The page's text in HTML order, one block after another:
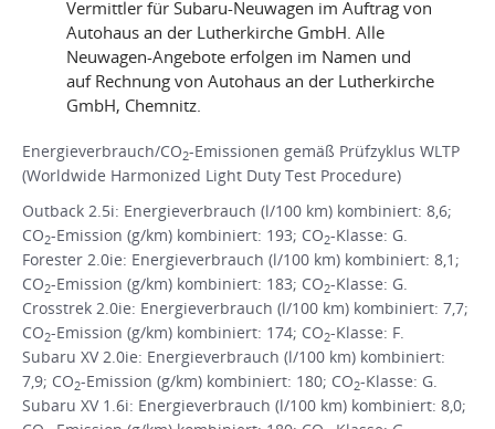
Vermittler für Subaru-Neuwagen im Auftrag von
Autohaus an der Lutherkirche GmbH. Alle
Neuwagen-Angebote erfolgen im Namen und
auf Rechnung von Autohaus an der Lutherkirche
GmbH, Chemnitz.
Energieverbrauch/CO2-Emissionen gemäß Prüfzyklus WLTP
(Worldwide Harmonized Light Duty Test Procedure)
Outback 2.5i: Energieverbrauch (l/100 km) kombiniert: 8,6;
CO2-Emission (g/km) kombiniert: 193; CO2-Klasse: G.
Forester 2.0ie: Energieverbrauch (l/100 km) kombiniert: 8,1;
CO2-Emission (g/km) kombiniert: 183; CO2-Klasse: G.
Crosstrek 2.0ie: Energieverbrauch (l/100 km) kombiniert: 7,7;
CO2-Emission (g/km) kombiniert: 174; CO2-Klasse: F.
Subaru XV 2.0ie: Energieverbrauch (l/100 km) kombiniert:
7,9; CO2-Emission (g/km) kombiniert: 180; CO2-Klasse: G.
Subaru XV 1.6i: Energieverbrauch (l/100 km) kombiniert: 8,0;